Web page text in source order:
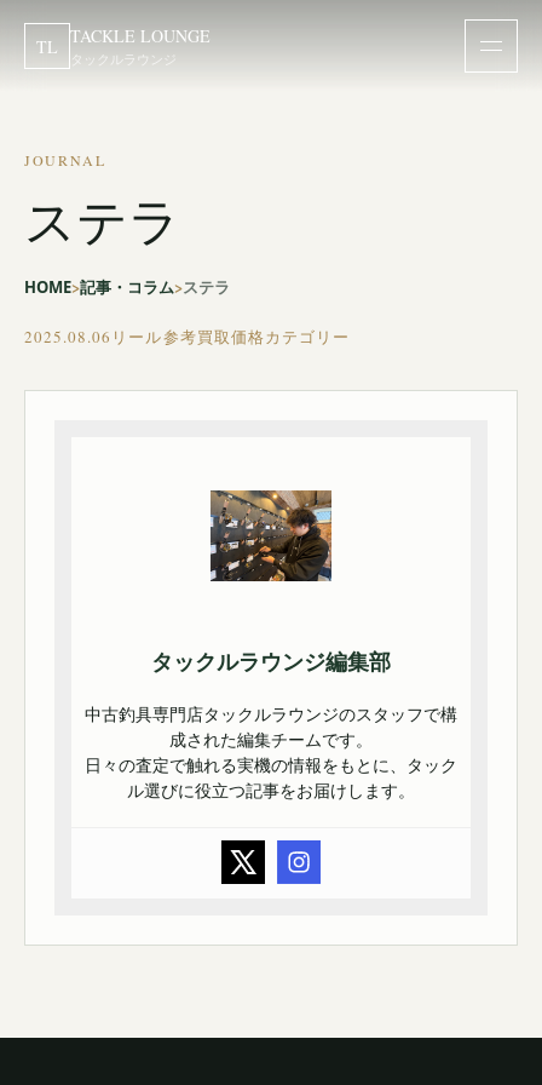
TL TACKLE LOUNGE
タックルラウンジ
JOURNAL
ステラ
HOME 記事・コラム ステラ
2025.08.06 リール参考買取価格カテゴリー
タックルラウンジ編集部
中古釣具専門店タックルラウンジのスタッフで構
成された編集チームです。
日々の査定で触れる実機の情報をもとに、タック
ル選びに役立つ記事をお届けします。